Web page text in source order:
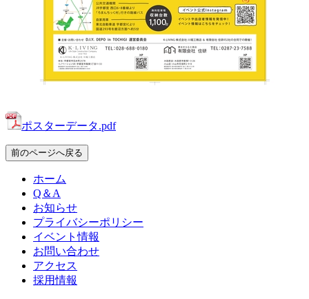
ポスターデータ.pdf
前のページへ戻る
ホーム
Q＆A
お知らせ
プライバシーポリシー
イベント情報
お問い合わせ
アクセス
採用情報